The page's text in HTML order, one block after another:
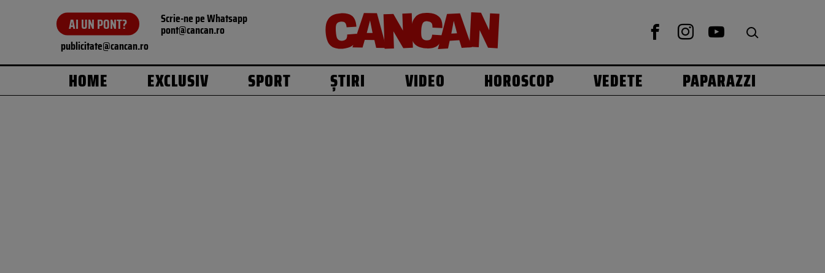
AI UN PONT? Scrie-ne pe Whatsapp
pont@cancan.ro
publicitate@cancan.ro
HOME EXCLUSIV SPORT ȘTIRI VIDEO HOROSCOP VEDETE PAPARAZZI